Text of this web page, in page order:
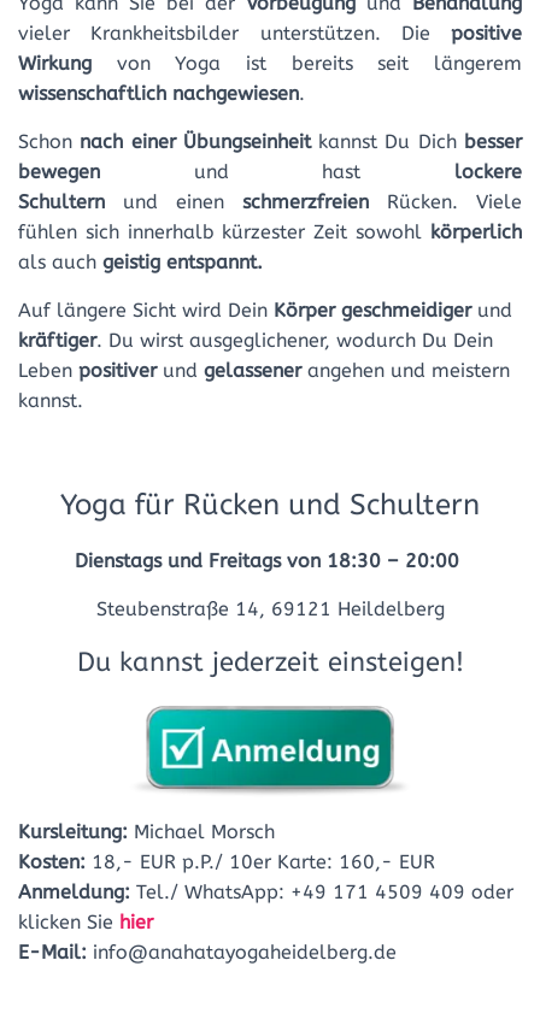
vieler Krankheitsbilder unterstützen. Die positive
Wirkung von Yoga ist bereits seit längerem
wissenschaftlich nachgewiesen.
Schon nach einer Übungseinheitkannst Du Dich besser
bewegen und hast lockere
Schultern und einen schmerzfreien Rücken. Viele
fühlen sich innerhalb kürzester Zeit sowohl körperlich
als auch geistig entspannt.
Auf längere Sicht wird Dein Körper geschmeidigerund
kräftiger. Du wirst ausgeglichener, wodurch Du Dein
Leben positiverund gelassenerangehen und meistern
kannst.
Yoga für Rücken und Schultern
Dienstags und Freitags von 18:30 – 20:00
Steubenstraße 14, 69121 Heildelberg
Du kannst jederzeit einsteigen!
Kursleitung: Michael Morsch
Kosten: 18,- EUR p.P./ 10er Karte: 160,- EUR
Anmeldung: Tel./ WhatsApp: +49 171 4509 409 oder
klicken Sie hier
E-Mail: info@anahatayogaheidelberg.de